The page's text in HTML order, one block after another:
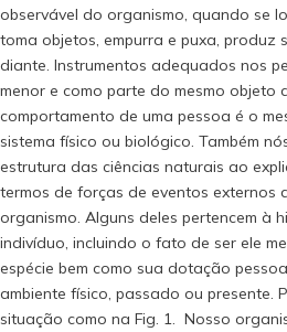
observável do organismo, quando se
toma objetos, empurra e puxa, produz
diante. Instrumentos adequados nos
menor e como parte do mesmo objeto
comportamento de uma pessoa é o
sistema físico ou biológico. Também
estrutura das ciências naturais ao
termos de forças de eventos externos
organismo. Alguns deles pertencem à
indivíduo, incluindo o fato de ser ele
espécie bem como sua dotação
ambiente físico, passado ou presente.
situação como na Fig. 1. Nosso